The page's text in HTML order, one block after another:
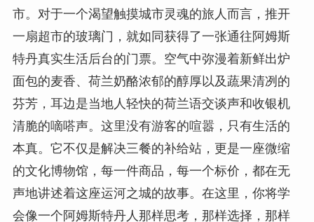
市。对于一个渴望触摸城市灵魂的旅人而言，推开
一扇超市的玻璃门，就如同获得了一张通往阿姆斯
特丹真实生活后台的门票。空气中弥漫着新鲜出炉
面包的麦香、荷兰奶酪浓郁的醇厚以及蔬果清冽的
芬芳，耳边是当地人轻快的荷兰语交谈声和收银机
清脆的嘀嗒声。这里没有游客的喧嚣，只有生活的
本真。它不仅是解决三餐的补给站，更是一座微缩
的文化博物馆，每一件商品，每一个标价，都在无
声地讲述着这座运河之城的故事。在这里，你将学
会像一个阿姆斯特丹人那样思考，那样选择，那样